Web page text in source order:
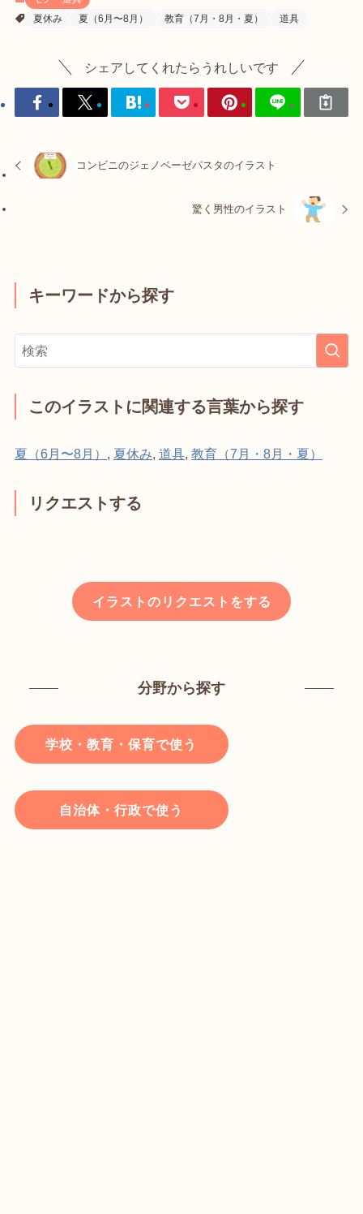
夏休み
夏（6月〜8月） 教育（7月・8月・夏） 道具
シェアしてくれたらうれしいです
コンビニのジェノベーゼパスタのイラスト
驚く男性のイラスト
キーワードから探す
このイラストに関連する言葉から探す
夏（6月〜8月） , 夏休み, 道具, 教育（7月・8月・夏）
リクエストする
イラストのリクエストをする
分野から探す
学校・教育・保育で使う
自治体・行政で使う